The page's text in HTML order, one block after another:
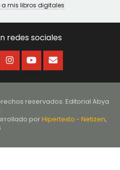
mis libros digitales
redes sociales
reservados. Editorial Abya
porHipertexto - Netizen,